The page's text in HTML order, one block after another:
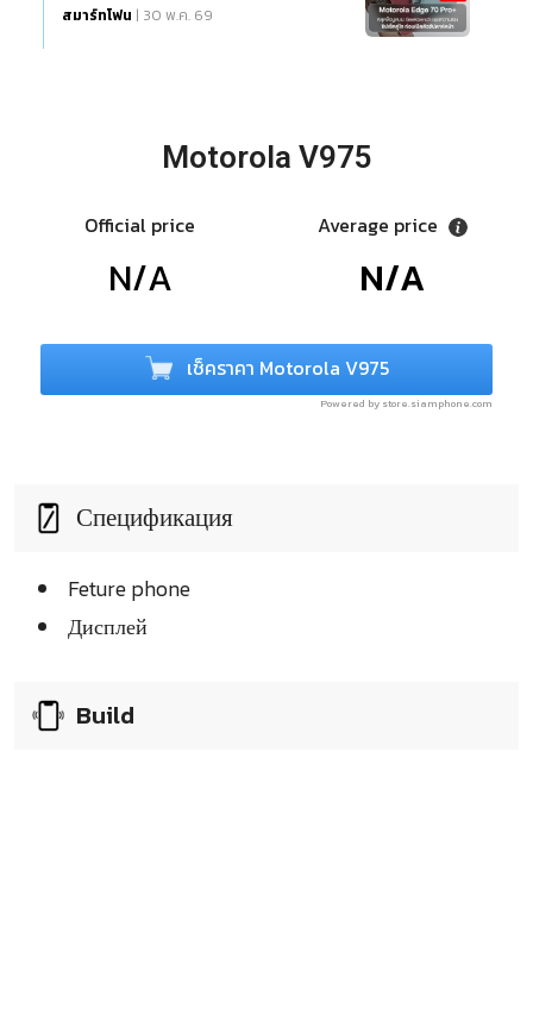
สมาร์ทโฟน | 30 พ.ค. 69
Motorola V975
Official price
N/A
Average price
N/A
เช็คราคา Motorola V975
Powered by store.siamphone.com
Спецификация
Feture phone
Дисплей
Build